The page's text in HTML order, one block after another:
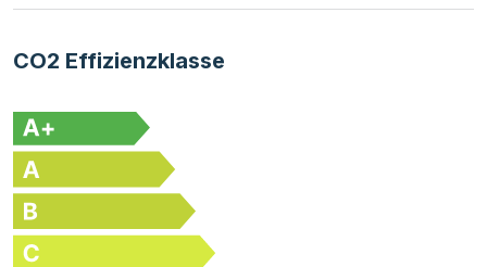
CO2 Effizienzklasse